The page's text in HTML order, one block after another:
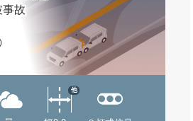
事故
他